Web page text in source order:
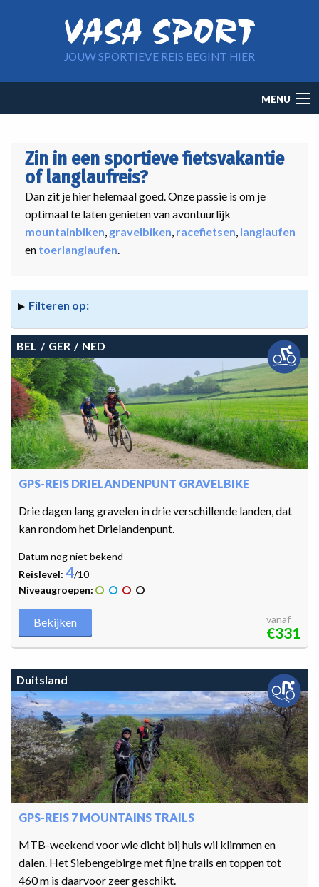
JOUW SPORTIEVE REIS BEGINT HIER
navigation
MENU
Zin in een sportieve fietsvakantie
of langlaufreis?
Dan zit je hier helemaal goed. Onze passie is om je
optimaal te laten genieten van avontuurlijk
mountainbiken, gravelbiken, racefietsen, langlaufen
en toerlanglaufen.
Filteren op:
BEL GER NED
GPS-REIS DRIELANDENPUNT GRAVELBIKE
Drie dagen lang gravelen in drie verschillende landen, dat
kan rondom het Drielandenpunt.
Datum nog niet bekend
Reislevel: 4/10
Niveaugroepen:
Bekijken vanaf
€331
Duitsland
GPS-REIS 7 MOUNTAINS TRAILS
MTB-weekend voor wie dicht bij huis wil klimmen en
dalen. Het Siebengebirge met fijne trails en toppen tot
460 m is daarvoor zeer geschikt.